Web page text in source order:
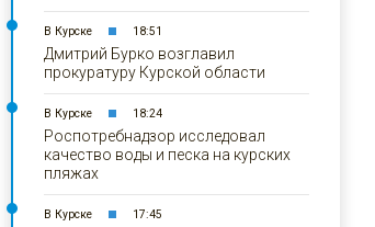
В Курске 18:51
Дмитрий Бурко возглавил
прокуратуру Курской области
В Курске 18:24
Роспотребнадзор исследовал
качество воды и песка на курских
пляжах
В Курске 17:45